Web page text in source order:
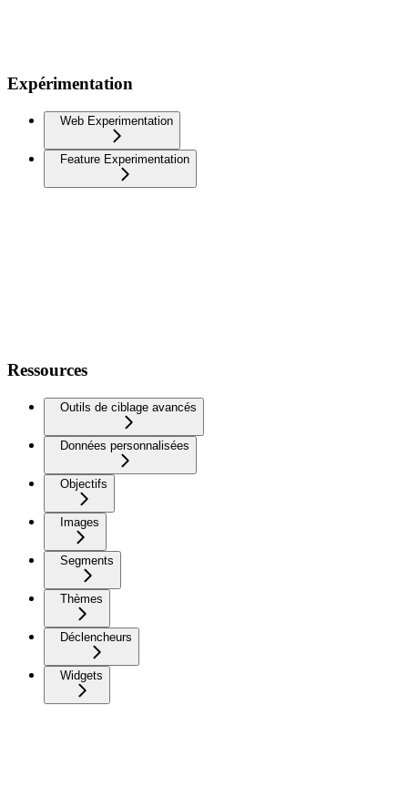
Expérimentation
Web Experimentation
Feature Experimentation
Ressources
Outils de ciblage avancés
Données personnalisées
Objectifs
Images
Segments
Thèmes
Déclencheurs
Widgets